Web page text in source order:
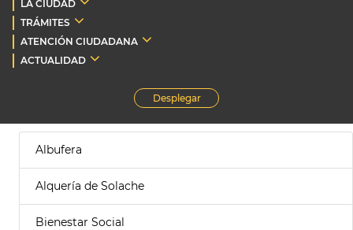
LA CIUDAD
TRÁMITES
ATENCIÓN CIUDADANA
ACTUALIDAD
Desplegar
Albufera
Alquería de Solache
Bienestar Social